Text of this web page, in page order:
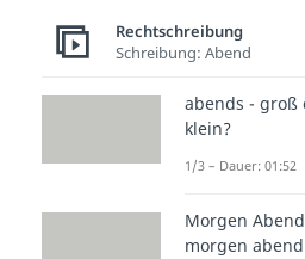
Zum
Rechtschreibung
Schreibung: Abend
abends - groß
klein?
1/3 – Dauer: 01:52
Morgen
morgen